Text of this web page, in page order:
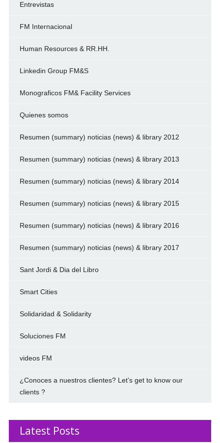
Entrevistas
FM Internacional
Human Resources & RR.HH.
Linkedin Group FM&S
Monograficos FM& Facility Services
Quienes somos
Resumen (summary) noticias (news) & library 2012
Resumen (summary) noticias (news) & library 2013
Resumen (summary) noticias (news) & library 2014
Resumen (summary) noticias (news) & library 2015
Resumen (summary) noticias (news) & library 2016
Resumen (summary) noticias (news) & library 2017
Sant Jordi & Dia del Libro
Smart Cities
Solidaridad & Solidarity
Soluciones FM
videos FM
¿Conoces a nuestros clientes? Let’s get to know our
clients ?
Latest Posts